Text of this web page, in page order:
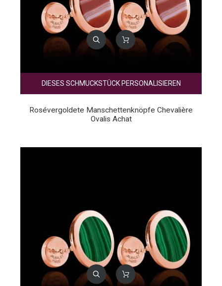
DIESES SCHMUCKSTÜCK PERSONALISIEREN
Rosévergoldete Manschettenknöpfe Chevalière
Ovalis Achat